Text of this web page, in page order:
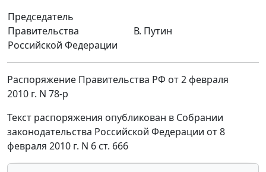
Председатель
Правительства
Российской Федерации
В. Путин
Распоряжение Правительства РФ от 2 февраля
2010 г. N 78-р
Текст распоряжения опубликован в Собрании
законодательства Российской Федерации от 8
февраля 2010 г. N 6 ст. 666